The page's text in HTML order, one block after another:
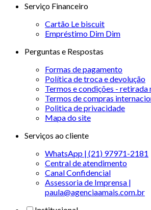
Serviço Financeiro
Cartão Le biscuit
Empréstimo Dim Dim
Perguntas e Respostas
Formas de pagamento
Política de troca e devolução
Termos e condições - retirada
Termos de compras
Politica de privacidade
Mapa do site
Serviços ao cliente
WhatsApp | (21) 97971-2181
Central de atendimento
Canal Confidencial
Assessoria de Imprensa |
paula@agenciaamais.com.br